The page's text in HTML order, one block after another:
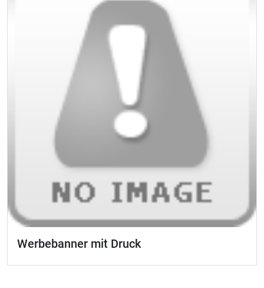
Werbebanner mit Druck